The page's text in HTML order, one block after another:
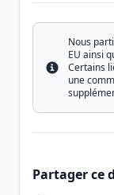
Info
Nous
EU ainsi
Certains
une
Partager ce